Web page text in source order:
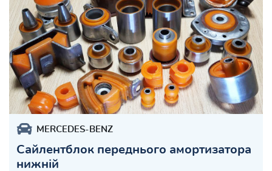
MERCEDES-BENZ
Сайлентблок переднього амортизатора
нижній